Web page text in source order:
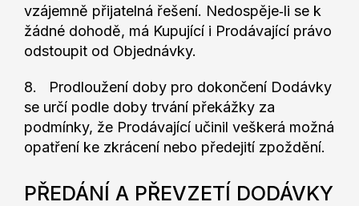
vzájemně přijatelná řešení. Nedospěje‐li se k
žádné dohodě, má Kupující i Prodávající právo
odstoupit od Objednávky.
8. Prodloužení doby pro dokončení Dodávky
se určí podle doby trvání překážky za
podmínky, že Prodávající učinil veškerá možná
opatření ke zkrácení nebo předejití zpoždění.
PŘEDÁNÍ A PŘEVZETÍ DODÁVKY